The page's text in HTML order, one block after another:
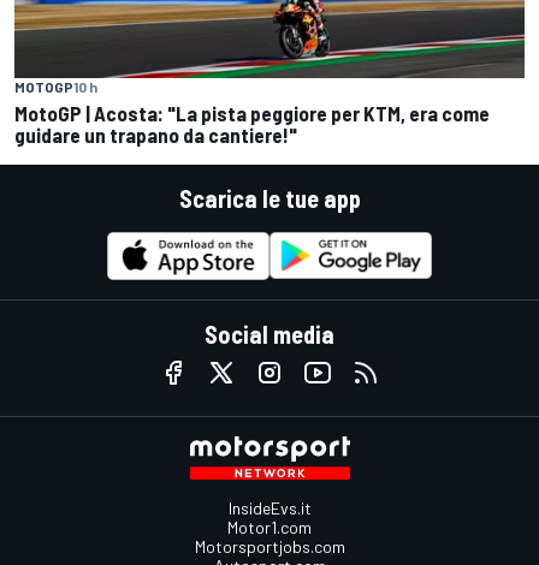
MOTOGP10 h
MotoGP | Acosta: "La pista peggiore per KTM, era come
guidare un trapano da cantiere!"
Scarica le tue app
Social media
InsideEvs.it
Motor1.com
Motorsportjobs.com